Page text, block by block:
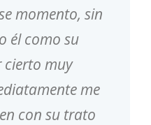
momento, sin
él como su
cierto muy
me
con su trato